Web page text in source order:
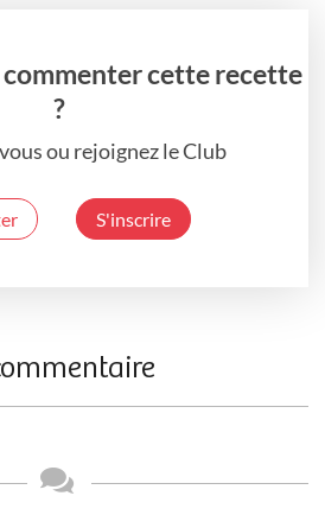
cette recette
?
ou rejoignez le Club
S'inscrire